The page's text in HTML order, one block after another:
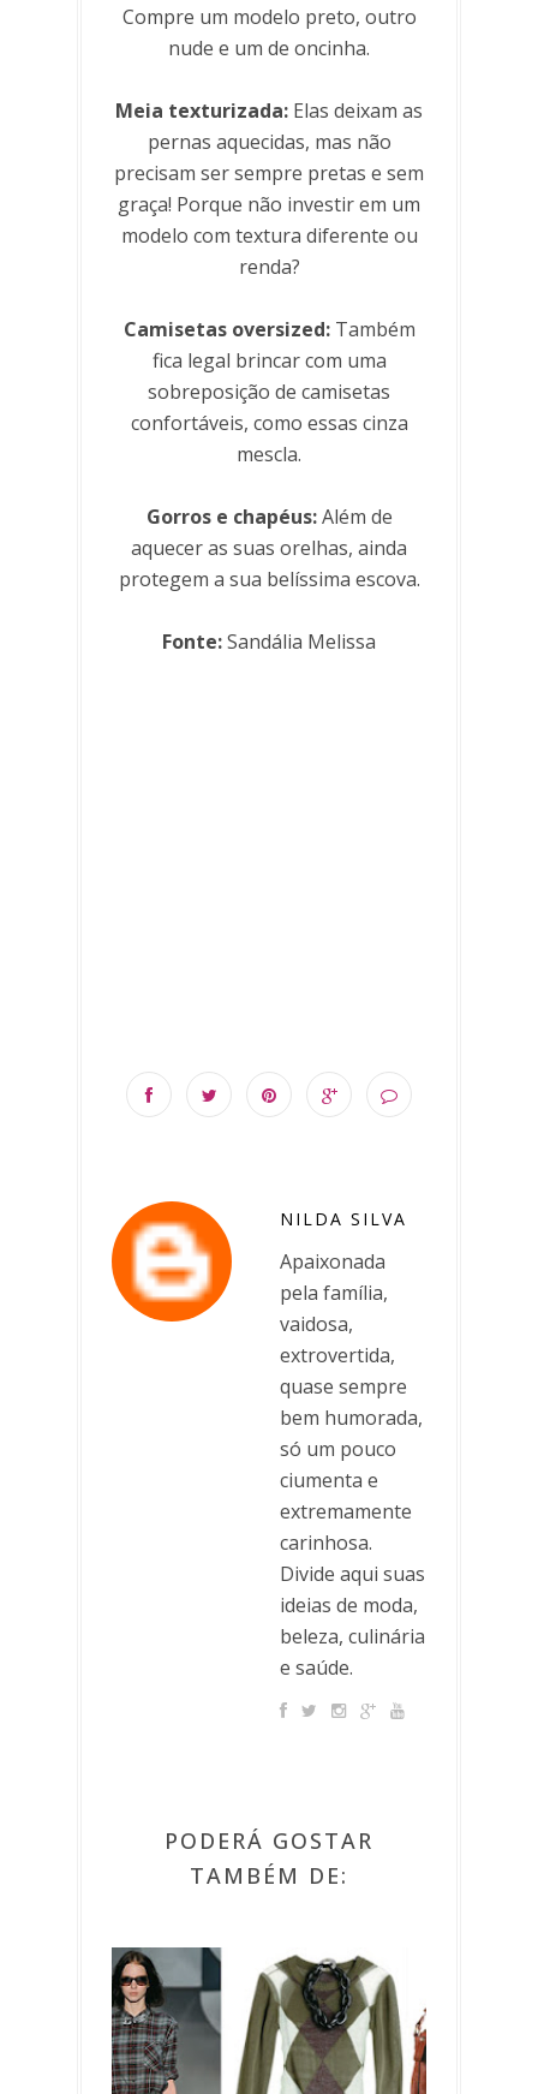
Compre um modelo preto, outro
nude e um de oncinha.
Meia texturizada: Elas deixam as
pernas aquecidas, mas não
precisam ser sempre pretas e sem
graça! Porque não investir em um
modelo com textura diferente ou
renda?
Camisetas oversized:Também
fica legal brincar com uma
sobreposição de camisetas
confortáveis, como essas cinza
mescla.
Gorros e chapéus:Além de
aquecer as suas orelhas, ainda
protegem a sua belíssima escova.
Fonte:Sandália Melissa
NILDA SILVA
Apaixonada
pela família,
vaidosa,
extrovertida,
quase sempre
bem humorada,
só um pouco
ciumenta e
extremamente
carinhosa.
Divide aqui suas
ideias de moda,
beleza, culinária
e saúde.
PODERÁ GOSTAR
TAMBÉM DE: